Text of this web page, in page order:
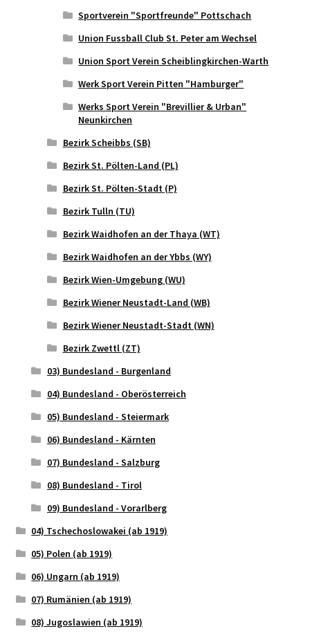
Sportverein "Sportfreunde" Pottschach
Union Fussball Club St. Peter am Wechsel
Union Sport Verein Scheiblingkirchen-Warth
Werk Sport Verein Pitten "Hamburger"
Werks Sport Verein "Brevillier & Urban"
Neunkirchen
Bezirk Scheibbs (SB)
Bezirk St. Pölten-Land (PL)
Bezirk St. Pölten-Stadt (P)
Bezirk Tulln (TU)
Bezirk Waidhofen an der Thaya (WT)
Bezirk Waidhofen an der Ybbs (WY)
Bezirk Wien-Umgebung (WU)
Bezirk Wiener Neustadt-Land (WB)
Bezirk Wiener Neustadt-Stadt (WN)
Bezirk Zwettl (ZT)
03) Bundesland - Burgenland
04) Bundesland - Oberösterreich
05) Bundesland - Steiermark
06) Bundesland - Kärnten
07) Bundesland - Salzburg
08) Bundesland - Tirol
09) Bundesland - Vorarlberg
04) Tschechoslowakei (ab 1919)
05) Polen (ab 1919)
06) Ungarn (ab 1919)
07) Rumänien (ab 1919)
08) Jugoslawien (ab 1919)